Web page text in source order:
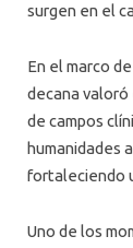
surgen en el
En el marco
decana valoró
de campos
humanidades
fortaleciendo
Uno de los